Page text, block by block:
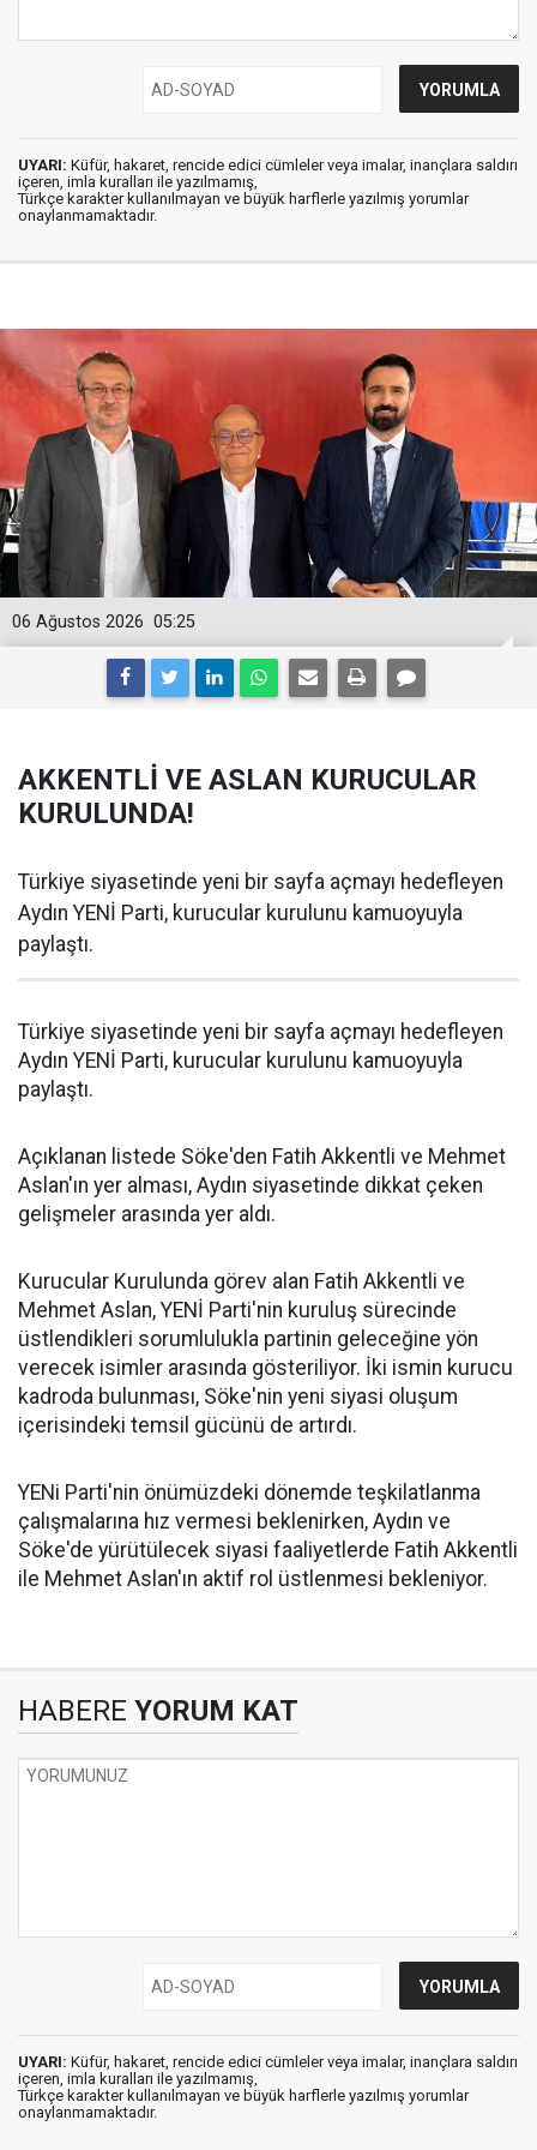
UYARI: Küfür, hakaret, rencide edici cümleler veya imalar, inançlara saldırı
içeren, imla kuralları ile yazılmamış,
Türkçe karakter kullanılmayan ve büyük harflerle yazılmış yorumlar
onaylanmamaktadır.
05:25
06 Ağustos 2026
AKKENTLİ VE ASLAN KURUCULAR
KURULUNDA!
Türkiye siyasetinde yeni bir sayfa açmayı hedefleyen
Aydın YENİ Parti, kurucular kurulunu kamuoyuyla
paylaştı.
Türkiye siyasetinde yeni bir sayfa açmayı hedefleyen
Aydın YENİ Parti, kurucular kurulunu kamuoyuyla
paylaştı.
Açıklanan listede Söke'den Fatih Akkentli ve Mehmet
Aslan'ın yer alması, Aydın siyasetinde dikkat çeken
gelişmeler arasında yer aldı.
Kurucular Kurulunda görev alan Fatih Akkentli ve
Mehmet Aslan, YENİ Parti'nin kuruluş sürecinde
üstlendikleri sorumlulukla partinin geleceğine yön
verecek isimler arasında gösteriliyor. İki ismin kurucu
kadroda bulunması, Söke'nin yeni siyasi oluşum
içerisindeki temsil gücünü de artırdı.
YENi Parti'nin önümüzdeki dönemde teşkilatlanma
çalışmalarına hız vermesi beklenirken, Aydın ve
Söke'de yürütülecek siyasi faaliyetlerde Fatih Akkentli
ile Mehmet Aslan'ın aktif rol üstlenmesi bekleniyor.
HABERE YORUM KAT
UYARI: Küfür, hakaret, rencide edici cümleler veya imalar, inançlara saldırı
içeren, imla kuralları ile yazılmamış,
Türkçe karakter kullanılmayan ve büyük harflerle yazılmış yorumlar
onaylanmamaktadır.